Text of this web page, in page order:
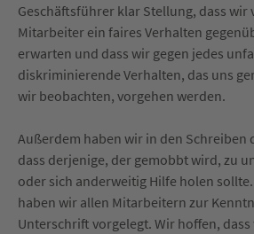
Geschäftsführer klar Stellung, dass wir
Mitarbeiter ein faires Verhalten
erwarten und dass wir gegen jedes
diskriminierende Verhalten, das uns
wir beobachten, vorgehen werden.
Außerdem haben wir in den Schreiben
dass derjenige, der gemobbt wird, zu
oder sich anderweitig Hilfe holen
haben wir allen Mitarbeitern zur
Unterschrift vorgelegt. Wir hoffen,